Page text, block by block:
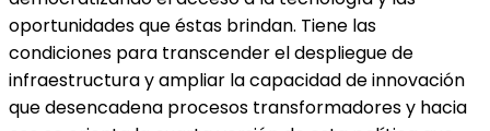
oportunidades que éstas brindan. Tiene las
condiciones para transcender el despliegue de
infraestructura y ampliar la capacidad de innovación
que desencadena procesos transformadores y hacia